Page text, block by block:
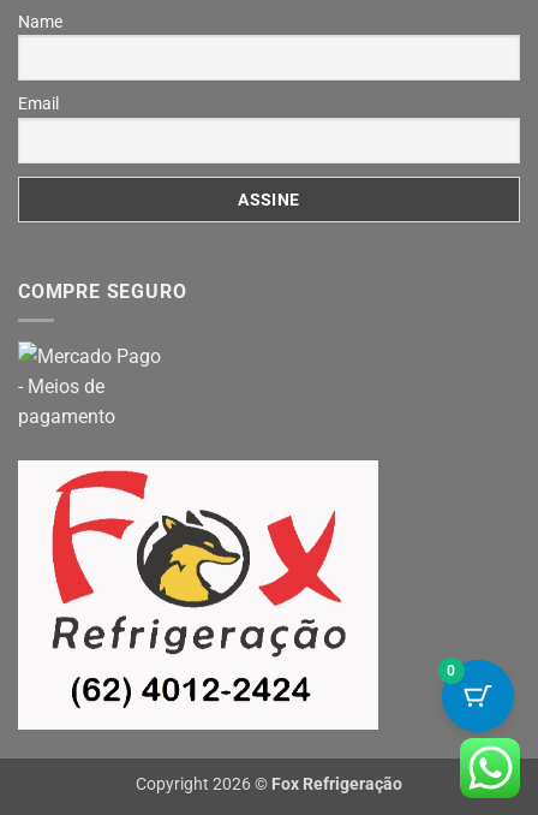
Name
Email
COMPRE SEGURO
Copyright 2026 © Fox Refrigeração
0